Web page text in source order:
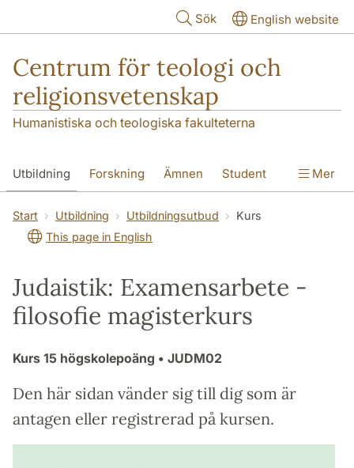
Sök English website
Centrum för teologi och
religionsvetenskap
Humanistiska och teologiska fakulteterna
Utbildning Forskning Ämnen Student
Institutionen
Mer
Start Utbildning Utbildningsutbud
Kurs
This page in English
Judaistik: Examensarbete -
filosofie magisterkurs
Kurs 15 högskolepoäng • JUDM02
Den här sidan vänder sig till dig som är
antagen eller registrerad på kursen.